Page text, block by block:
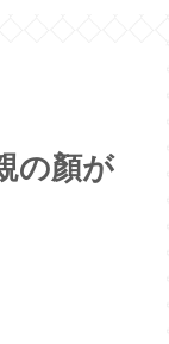
の顏が